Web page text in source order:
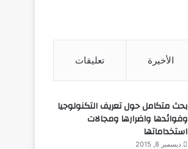
الأخيرة تعليقات
بحث متكامل حول تعريف التكنولوجيا
وفوائدها واضرارها ومجالات
استخداماتها
ديسمبر 8, 2015